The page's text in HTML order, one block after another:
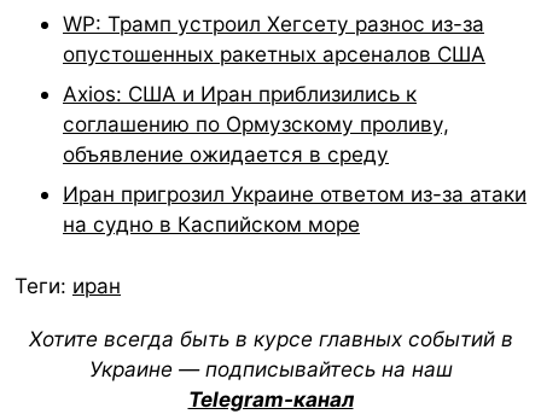
WP: Трамп устроил Хегсету разнос из-за
опустошенных ракетных арсеналов США
Axios: США и Иран приблизились к
соглашению по Ормузскому проливу,
объявление ожидается в среду
Иран пригрозил Украине ответом из-за атаки
на судно в Каспийском море
Теги: иран
Хотите всегда быть в курсе главных событий в
Украине — подписывайтесь на наш
Telegram-канал